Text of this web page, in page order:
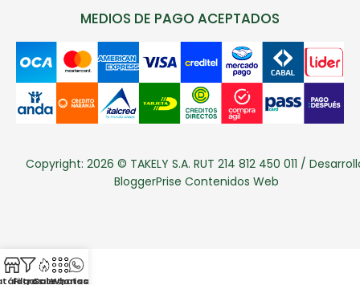
MEDIOS DE PAGO ACEPTADOS
Copyright: 2026 © TAKELY S.A. RUT 214 812 450 011 /
BloggerPrise Contenidos Web
FiltrosSale
Categorias
Whatsapp